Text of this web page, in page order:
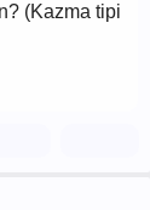
(Kazma tipi